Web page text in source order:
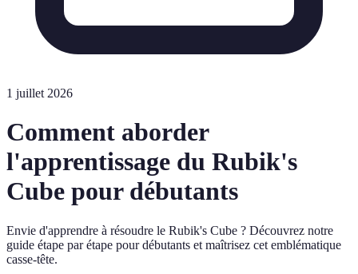
1 juillet 2026
Comment aborder
l'apprentissage du Rubik's
Cube pour débutants
Envie d'apprendre à résoudre le Rubik's Cube ? Découvrez notre
guide étape par étape pour débutants et maîtrisez cet emblématique
casse-tête.